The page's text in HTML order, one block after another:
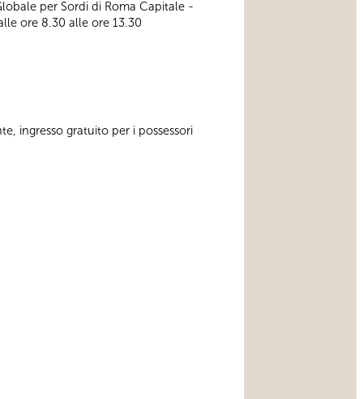
per Sordi di Roma Capitale -
ore 8.30 alle ore 13.30
ingresso gratuito per i possessori